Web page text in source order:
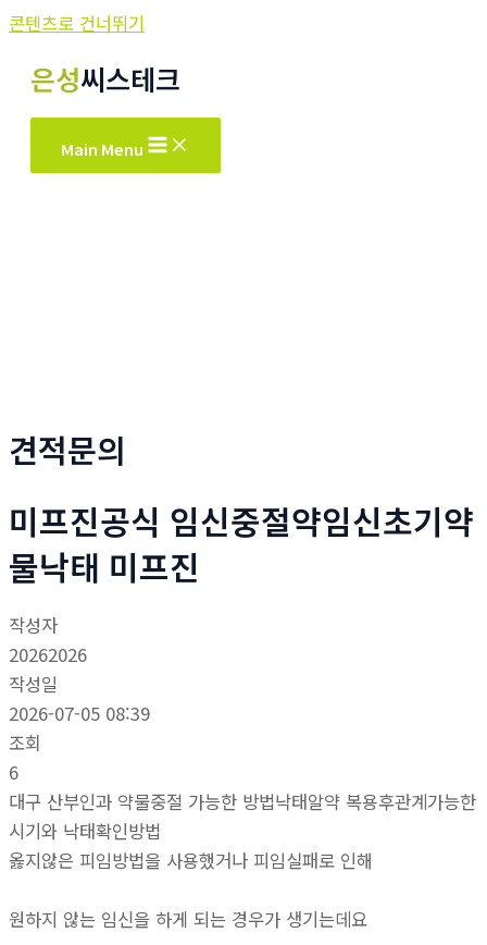
콘텐츠로 건너뛰기
은성씨스테크
Main Menu
견적문의
미프진공식 임신중절약임신초기약
물낙­태 미­프진
작성자
20262026
작성일
2026-07-05 08:39
조회
6
대구 산부인과 약물중절 가능한 방법낙태알약 복용후관계가능한
시기와 낙태확인방법
옳지않은 피임방법을 사용했거나 피임실패로 인해
원하지 않는 임신을 하게 되는 경우가 생기는데요